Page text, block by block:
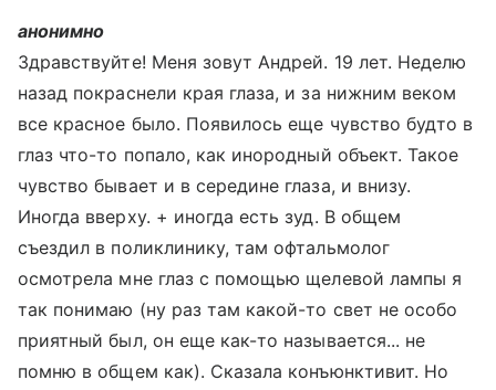
анонимно
Здравствуйте! Меня зовут Андрей. 19 лет. Неделю
назад покраснели края глаза, и за нижним веком
все красное было. Появилось еще чувство будто в
глаз что-то попало, как инородный объект. Такое
чувство бывает и в середине глаза, и внизу.
Иногда вверху. + иногда есть зуд. В общем
съездил в поликлинику, там офтальмолог
осмотрела мне глаз с помощью щелевой лампы я
так понимаю (ну раз там какой-то свет не особо
приятный был, он еще как-то называется... не
помню в общем как). Сказала конъюнктивит. Но